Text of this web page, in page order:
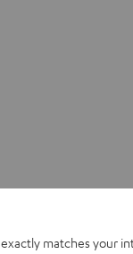
matches your